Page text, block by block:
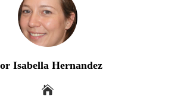
Isabella Hernandez